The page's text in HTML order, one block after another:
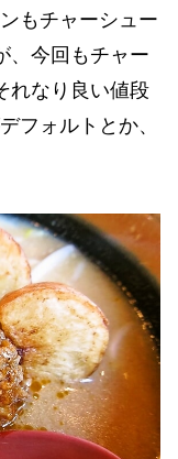
もチャーシュー
、今回もチャー
れなり良い値段
フォルトとか、